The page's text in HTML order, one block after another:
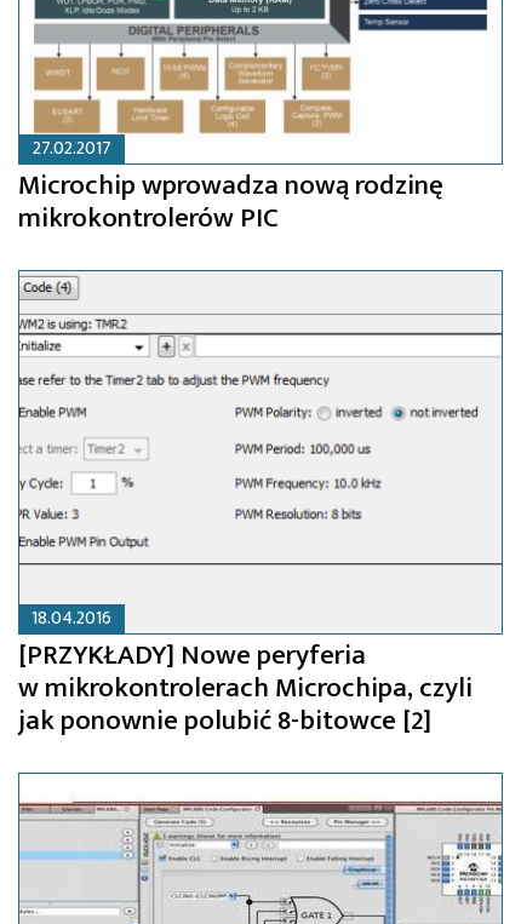
27.02.2017
Microchip wprowadza nową rodzinę
mikrokontrolerów PIC
18.04.2016
[PRZYKŁADY] Nowe peryferia
w mikrokontrolerach Microchipa, czyli
jak ponownie polubić 8-bitowce [2]